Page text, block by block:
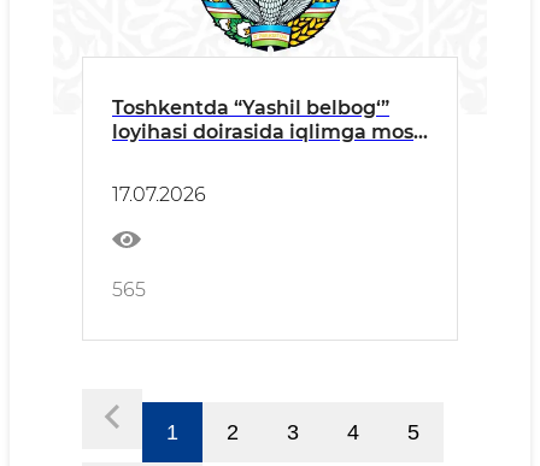
Toshkentda “Yashil belbog‘”
loyihasi doirasida iqlimga mos
17.07.2026
565
1 2 3 4 5